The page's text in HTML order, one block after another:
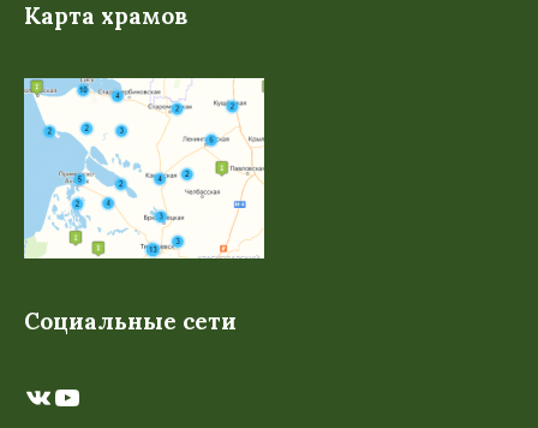
Карта храмов
Социальные сети
ВКонтакте
YouTube